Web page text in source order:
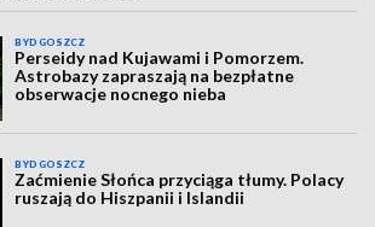
BYDGOSZCZ
Perseidy nad Kujawami i Pomorzem.
Astrobazy zapraszają na bezpłatne
obserwacje nocnego nieba
BYDGOSZCZ
Zaćmienie Słońca przyciąga tłumy. Polacy
ruszają do Hiszpanii i Islandii